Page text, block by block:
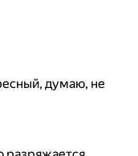
думаю, не